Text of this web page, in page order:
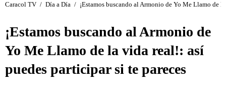
Caracol TV / Día a Día / ¡Estamos buscando al Armonio de Yo Me Llamo de
¡Estamos buscando al Armonio de
Yo Me Llamo de la vida real!: así
puedes participar si te pareces